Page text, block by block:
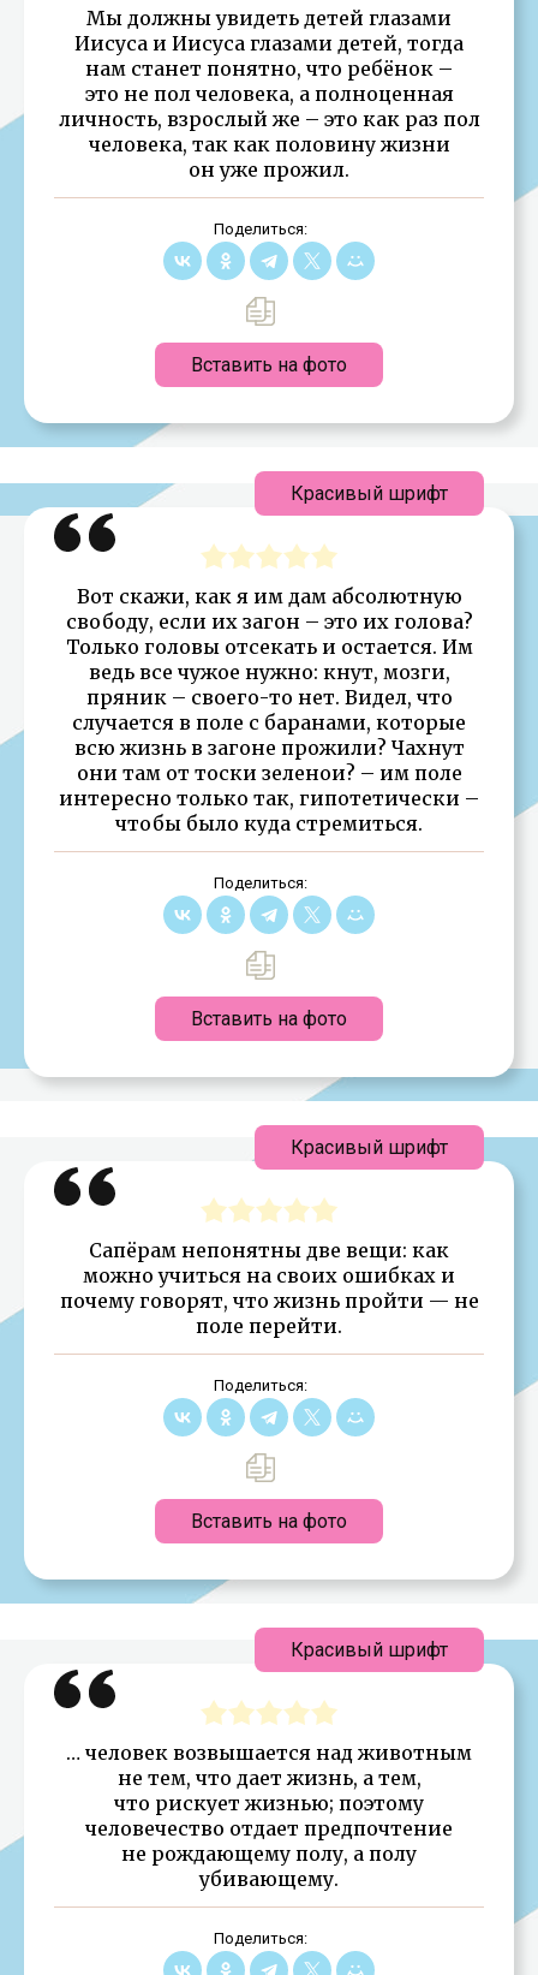
Мы должны увидеть детей глазами
Иисуса и Иисуса глазами детей, тогда
нам станет понятно, что ребёнок –
это не пол человека, а полноценная
личность, взрослый же – это как раз пол
человека, так как половину жизни
он уже прожил.
Поделиться:
Вставить на фото
Вот скажи, как я им дам абсолютную
свободу, если их загон – это их голова?
Только головы отсекать и остается. Им
ведь все чужое нужно: кнут, мозги,
пряник – своего-то нет. Видел, что
случается в поле с баранами, которые
всю жизнь в загоне прожили? Чахнут
они там от тоски зеленои? – им поле
интересно только так, гипотетически –
чтобы было куда стремиться.
Поделиться:
Вставить на фото
Красивый шрифт
Сапёрам непонятны две вещи: как
можно учиться на своих ошибках и
почему говорят, что жизнь пройти — не
поле перейти.
Поделиться:
Вставить на фото
Красивый шрифт
… человек возвышается над животным
не тем, что дает жизнь, а тем,
что рискует жизнью; поэтому
человечество отдает предпочтение
не рождающему полу, а полу
убивающему.
Поделиться:
Красивый шрифт